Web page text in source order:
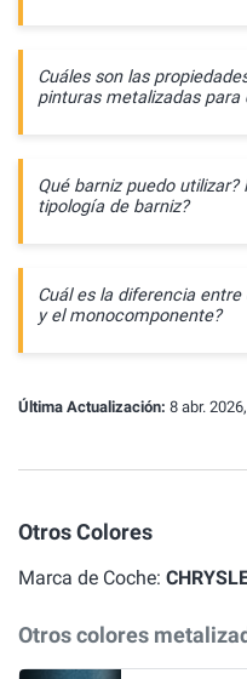
Cuáles son las
pinturas metalizadas para
Qué barniz puedo
tipología de barniz?
Cuál es la diferencia
y el monocomponente?
Última Actualización: 8 abr. 2026,
Otros Colores
Marca de Coche:
Otros colores